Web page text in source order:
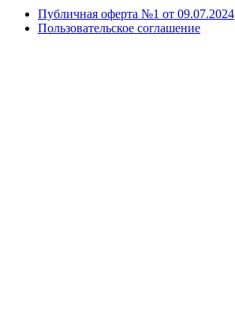
Публичная оферта №1 от 09.07.2024
Пользовательское соглашение